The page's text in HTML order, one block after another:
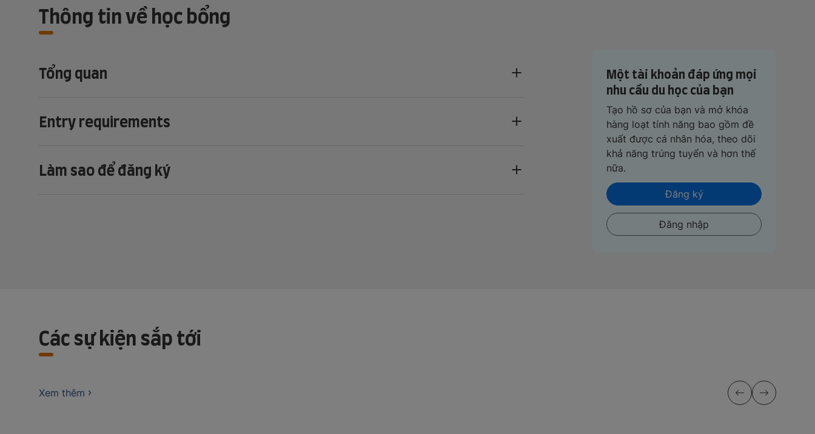
Thông tin về học bổng
Tổng quan
Entry requirements
Làm sao để đăng ký
Một tài khoản đáp ứng mọi
nhu cầu du học của bạn
Tạo hồ sơ của bạn và mở khóa
hàng loạt tính năng bao gồm đề
xuất được cá nhân hóa, theo dõi
khả năng trúng tuyển và hơn thế
nữa.
Đăng ký
Đăng nhập
Các sự kiện sắp tới
Xem thêm